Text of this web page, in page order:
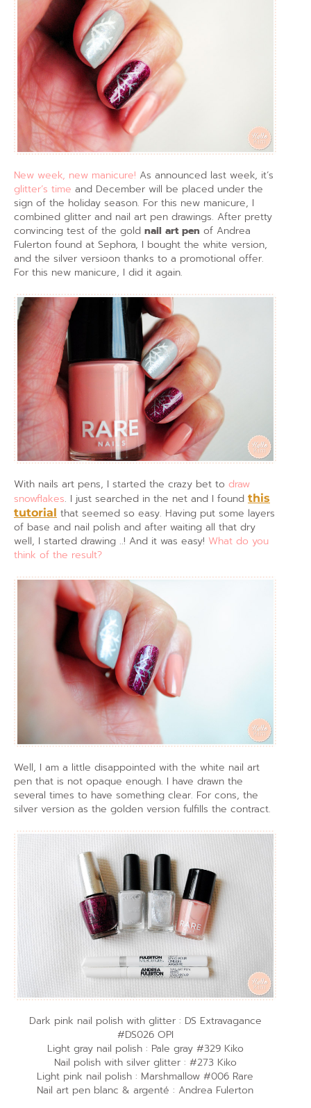
New week, new manicure! As announced last week, it’s
glitter’s time and December will be placed under the
sign of the holiday season. For this new manicure, I
combined glitter and nail art pen drawings. After pretty
convincing test of the gold nail art pen of Andrea
Fulerton found at Sephora, I bought the white version,
and the silver versioon thanks to a promotional offer.
For this new manicure, I did it again.
With nails art pens, I started the crazy bet to draw
snowflakes. I just searched in the net and I found this
tutorial that seemed so easy. Having put some layers
of base and nail polish and after waiting all that dry
well, I started drawing ..! And it was easy! What do you
think of the result?
Well, I am a little disappointed with the white nail art
pen that is not opaque enough. I have drawn the
several times to have something clear. For cons, the
silver version as the golden version fulfills the contract.
Dark pink nail polish with glitter : DS Extravagance
#DS026 OPI
Light gray nail polish : Pale gray #329 Kiko
Nail polish with silver glitter : #273 Kiko
Light pink nail polish : Marshmallow #006 Rare
Nail art pen blanc & argenté : Andrea Fulerton